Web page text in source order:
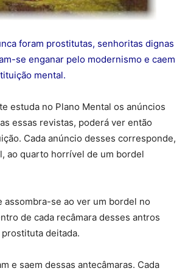
foram prostitutas, senhoritas dignas
se enganar pelo modernismo e caem
mental.
estuda no Plano Mental os anúncios
essas revistas, poderá ver então
Cada anúncio desses corresponde,
ao quarto horrível de um bordel
assombra-se ao ver um bordel no
de cada recâmara desses antros
deitada.
e saem dessas antecâmaras. Cada